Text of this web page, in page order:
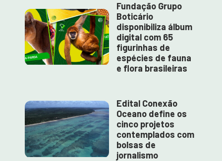
Fundação Grupo
Boticário
disponibiliza álbum
digital com 65
figurinhas de
espécies de fauna
e flora brasileiras
Edital Conexão
Oceano define os
cinco projetos
contemplados com
bolsas de
jornalismo